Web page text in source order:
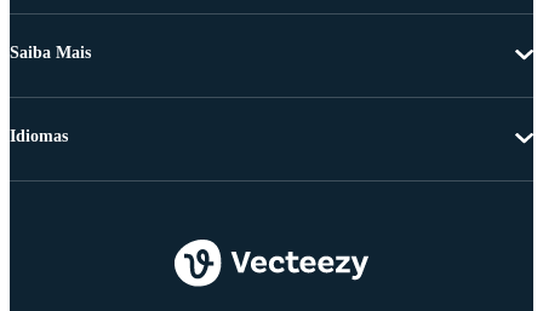
Saiba Mais
Idiomas